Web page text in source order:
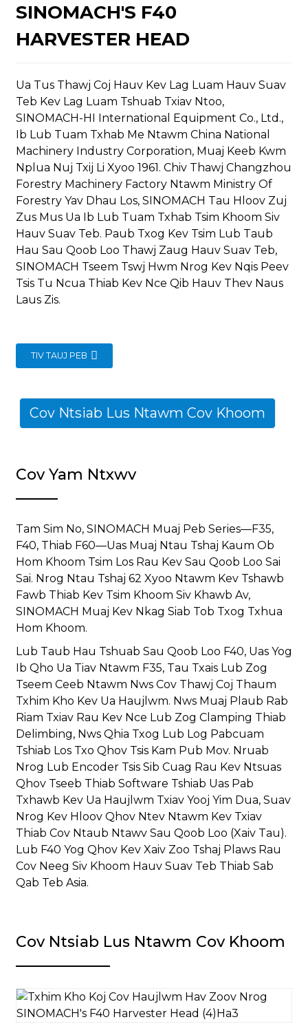
SINOMACH'S F40
HARVESTER HEAD
Ua Tus Thawj Coj Hauv Kev Lag Luam Hauv Suav
Teb Kev Lag Luam Tshuab Txiav Ntoo,
SINOMACH-HI International Equipment Co., Ltd.,
Ib Lub Tuam Txhab Me Ntawm China National
Machinery Industry Corporation, Muaj Keeb Kwm
Nplua Nuj Txij Li Xyoo 1961. Chiv Thawj Changzhou
Forestry Machinery Factory Ntawm Ministry Of
Forestry Yav Dhau Los, SINOMACH Tau Hloov Zuj
Zus Mus Ua Ib Lub Tuam Txhab Tsim Khoom Siv
Hauv Suav Teb. Paub Txog Kev Tsim Lub Taub
Hau Sau Qoob Loo Thawj Zaug Hauv Suav Teb,
SINOMACH Tseem Tswj Hwm Nrog Kev Nqis Peev
Tsis Tu Ncua Thiab Kev Nce Qib Hauv Thev Naus
Laus Zis.
TIV TAUJ PEB
Cov Ntsiab Lus Ntawm Cov Khoom
Cov Yam Ntxwv
Tam Sim No, SINOMACH Muaj Peb Series—F35,
F40, Thiab F60—Uas Muaj Ntau Tshaj Kaum Ob
Hom Khoom Tsim Los Rau Kev Sau Qoob Loo Sai
Sai. Nrog Ntau Tshaj 62 Xyoo Ntawm Kev Tshawb
Fawb Thiab Kev Tsim Khoom Siv Khawb Av,
SINOMACH Muaj Kev Nkag Siab Tob Txog Txhua
Hom Khoom.
Lub Taub Hau Tshuab Sau Qoob Loo F40, Uas Yog
Ib Qho Ua Tiav Ntawm F35, Tau Txais Lub Zog
Tseem Ceeb Ntawm Nws Cov Thawj Coj Thaum
Txhim Kho Kev Ua Haujlwm. Nws Muaj Plaub Rab
Riam Txiav Rau Kev Nce Lub Zog Clamping Thiab
Delimbing, Nws Qhia Txog Lub Log Pabcuam
Tshiab Los Txo Qhov Tsis Kam Pub Mov. Nruab
Nrog Lub Encoder Tsis Sib Cuag Rau Kev Ntsuas
Qhov Tseeb Thiab Software Tshiab Uas Pab
Txhawb Kev Ua Haujlwm Txiav Yooj Yim Dua, Suav
Nrog Kev Hloov Qhov Ntev Ntawm Kev Txiav
Thiab Cov Ntaub Ntawv Sau Qoob Loo (xaiv Tau).
Lub F40 Yog Qhov Kev Xaiv Zoo Tshaj Plaws Rau
Cov Neeg Siv Khoom Hauv Suav Teb Thiab Sab
Qab Teb Asia.
Cov Ntsiab Lus Ntawm Cov Khoom